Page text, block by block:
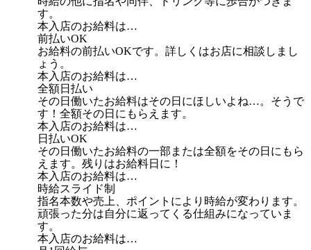
す。
本入店のお給料は…
前払いOK
お給料の前払いOKです。詳しくはお店に相談しまし
ょう。
本入店のお給料は…
全額日払い
その日働いたお給料はその日にほしいよね…。そうで
す！全額その日にもらえます。
本入店のお給料は…
日払いOK
その日働いたお給料の一部または全額をその日にもら
えます。残りはお給料日に！
本入店のお給料は…
時給スライド制
指名本数や売上、ポイントにより時給が変わります。
頑張った分は自分に返ってくる仕組みになっていま
す。
本入店のお給料は…